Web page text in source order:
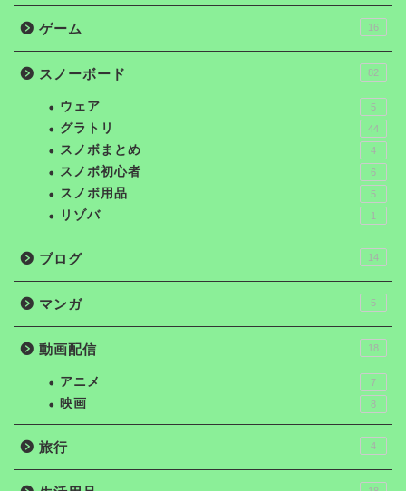
ゲーム 16
スノーボード 82
ウェア 5
グラトリ 44
スノボまとめ 4
スノボ初心者 6
スノボ用品 5
リゾバ 1
ブログ 14
マンガ 5
動画配信 18
アニメ 7
映画 8
旅行 4